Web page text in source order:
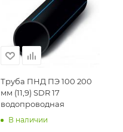
Труба ПНД ПЭ 100 200
мм (11,9) SDR 17
водопроводная
В наличии